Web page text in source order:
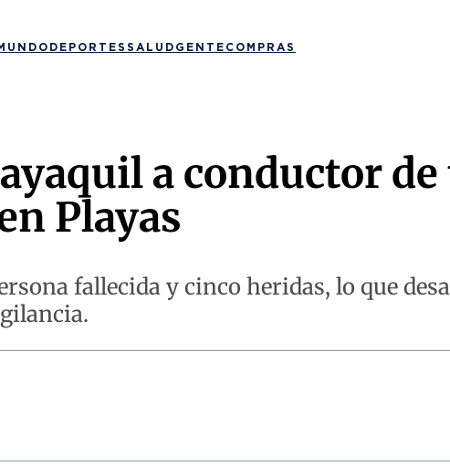
DEPORTES SALUD GENTE COMPRAS
a conductor
Playas
fallecida y cinco heridas, lo que